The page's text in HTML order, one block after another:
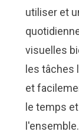
utiliser et
visuelles
les tâches
et
le temps
l'ensemble.